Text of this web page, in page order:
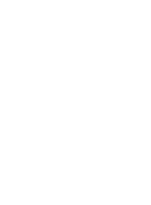
Divers Pour
Disque Internes
Disques Internes
Disques Internes